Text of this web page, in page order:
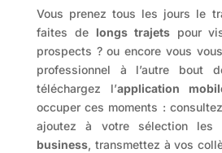
Vous prenez tous les jours le
faites de
longs trajets
pour
prospects ? ou encore vous
professionnel à l’autre
téléchargez l’application
occuper ces moments : consultez
ajoutez à votre sélection les
business, transmettez à vos